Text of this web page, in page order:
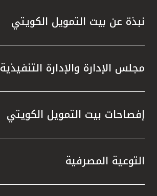
نبذة عن بيت التمويل الكويتي
مجلس الإدارة والإدارة التنفيذية
إفصاحات بيت التمويل الكويتي
التوعية المصرفية